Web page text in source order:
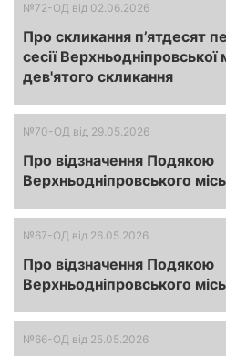
№72-ОД від 02.06.2026
Про скликання п’ятдесят
сесії Верхньодніпровської
дев'ятого скликання
№70-ОД від 29.05.2026
Про відзначення Подякою
Верхньодніпровського
№67-ОД від 26.05.2026
Про відзначення Подякою
Верхньодніпровського
№66-ОД від 25.05.2026